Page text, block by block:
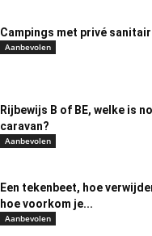
Campings met privé
Aanbevolen
Rijbewijs B of BE, welke is
caravan?
Aanbevolen
Een tekenbeet, hoe
hoe voorkom je...
Aanbevolen